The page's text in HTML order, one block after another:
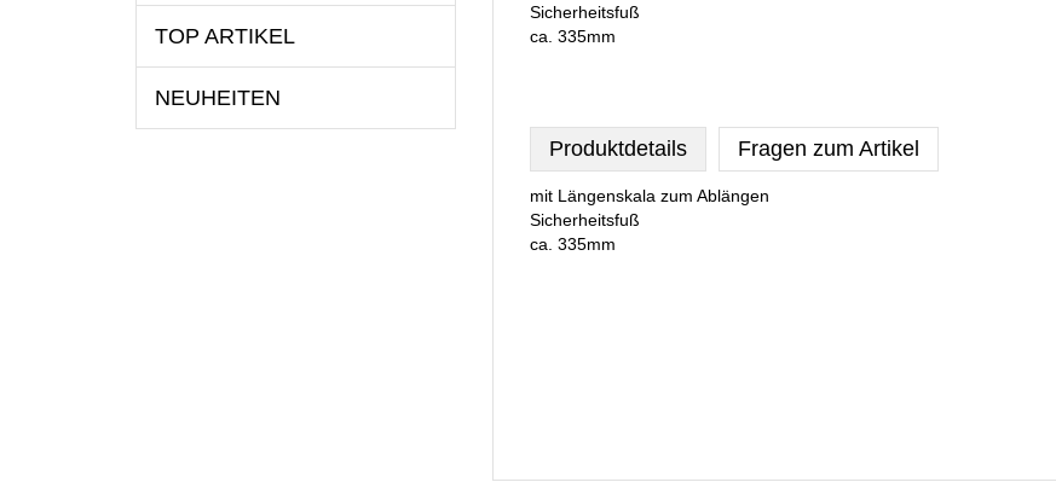
TOP ARTIKEL
NEUHEITEN
Sicherheitsfuß
ca. 335mm
Produktdetails Fragen zum Artikel
mit Längenskala zum Ablängen
Sicherheitsfuß
ca. 335mm